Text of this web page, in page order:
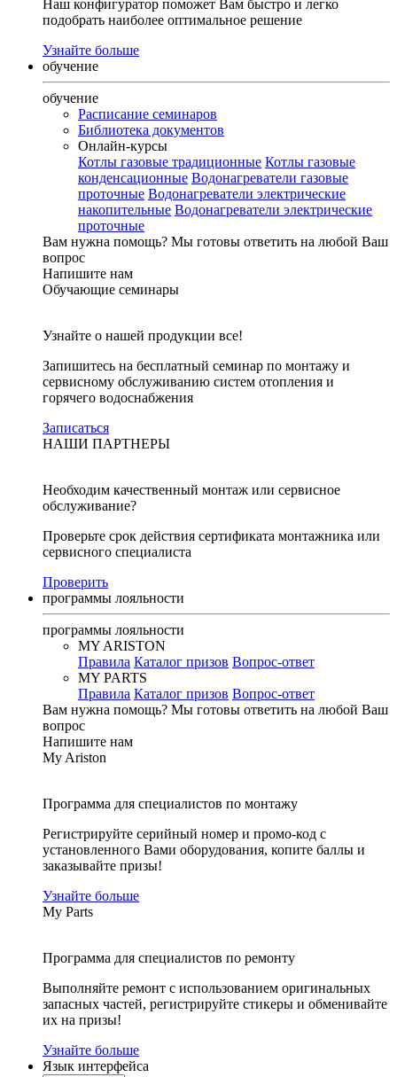
Наш конфигуратор поможет Вам быстро и легко
подобрать наиболее оптимальное решение
Узнайте больше
обучение
обучение
Расписание семинаров
Библиотека документов
Онлайн-курсы
Котлы газовые традиционные Котлы газовые
конденсационные Водонагреватели газовые
проточные Водонагреватели электрические
накопительные Водонагреватели электрические
проточные
Вам нужна помощь? Мы готовы ответить на любой Ваш
вопрос
Напишите нам
Обучающие семинары
Узнайте о нашей продукции все!
Запишитесь на бесплатный семинар по монтажу и
сервисному обслуживанию систем отопления и
горячего водоснабжения
Записаться
НАШИ ПАРТНЕРЫ
Необходим качественный монтаж или сервисное
обслуживание?
Проверьте срок действия сертификата монтажника или
сервисного специалиста
Проверить
программы лояльности
программы лояльности
MY ARISTON
Правила Каталог призов Вопрос-ответ
MY PARTS
Правила Каталог призов Вопрос-ответ
Вам нужна помощь? Мы готовы ответить на любой Ваш
вопрос
Напишите нам
My Ariston
Программа для специалистов по монтажу
Регистрируйте серийный номер и промо-код с
установленного Вами оборудования, копите баллы и
заказывайте призы!
Узнайте больше
My Parts
Программа для специалистов по ремонту
Выполняйте ремонт с использованием оригинальных
запасных частей, регистрируйте стикеры и обменивайте
их на призы!
Узнайте больше
Язык интерфейса